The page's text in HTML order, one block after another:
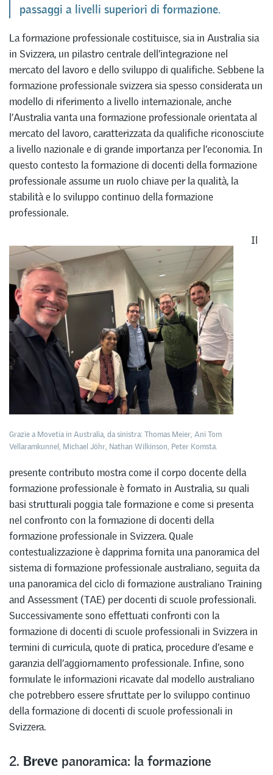
passaggi a livelli superiori di formazione.
La formazione professionale costituisce, sia in Australia sia
in Svizzera, un pilastro centrale dell’integrazione nel
mercato del lavoro e dello sviluppo di qualifiche. Sebbene la
formazione professionale svizzera sia spesso considerata un
modello di riferimento a livello internazionale, anche
l’Australia vanta una formazione professionale orientata al
mercato del lavoro, caratterizzata da qualifiche riconosciute
a livello nazionale e di grande importanza per l’economia. In
questo contesto la formazione di docenti della formazione
professionale assume un ruolo chiave per la qualità, la
stabilità e lo sviluppo continuo della formazione
professionale.
Grazie a Movetia in Australia, da sinistra: Thomas Meier, Ani Tom
Vellaramkunnel, Michael Jöhr, Nathan Wilkinson, Peter Komsta.
Il
presente contributo mostra come il corpo docente della
formazione professionale è formato in Australia, su quali
basi strutturali poggia tale formazione e come si presenta
nel confronto con la formazione di docenti della
formazione professionale in Svizzera. Quale
contestualizzazione è dapprima fornita una panoramica del
sistema di formazione professionale australiano, seguita da
una panoramica del ciclo di formazione australiano Training
and Assessment (TAE) per docenti di scuole professionali.
Successivamente sono effettuati confronti con la
formazione di docenti di scuole professionali in Svizzera in
termini di curricula, quote di pratica, procedure d’esame e
garanzia dell’aggiornamento professionale. Infine, sono
formulate le informazioni ricavate dal modello australiano
che potrebbero essere sfruttate per lo sviluppo continuo
della formazione di docenti di scuole professionali in
Svizzera.
2. Breve panoramica: la formazione